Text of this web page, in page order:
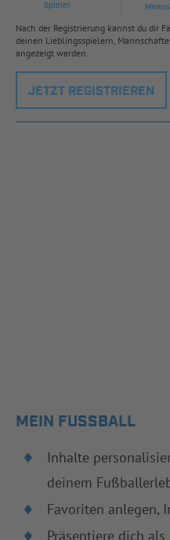
Spieler
Nach der Registrierung kannst du dir
deinen Lieblingsspielern,
angezeigt werden.
JETZT REGISTRIEREN
MEIN FUSSBALL
Inhalte
deinem
Favoriten anlegen,
Präsentiere dich